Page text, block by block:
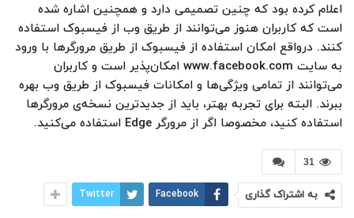
اعلام کرده بود که چنین تصمیمی دارد و همچنین اشاره شده
است که کاربران هنوز می‌توانند از طریق وب از فیسبوک استفاده
کنند. درواقع امکان استفاده از فیسبوک از طریق مرورگرها با ورود
به سایت www.facebook.com امکان‌پذیر است و کاربران
می‌توانند از تمامی ویژگی‌ها و امکانات فیسبوک از طریق وب بهره
ببرند. البته برای تجربه بهتر، باید از جدیدترین نسخه‌ی مرورگرها
استفاده کنید، مخصوصا اگر از مرورگر Edge استفاده می‌کنید.
31
به اشتراک گذاری Facebook
Twitter